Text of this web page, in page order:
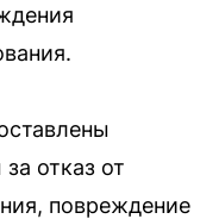
отказ от
повреждение